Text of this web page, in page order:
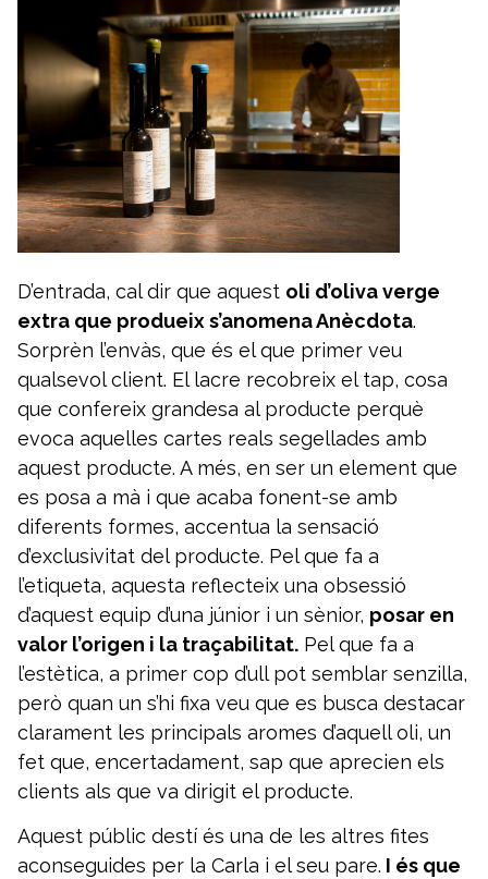
D’entrada, cal dir que aquest oli d’oliva verge
extra que produeix s’anomena Anècdota.
Sorprèn l’envàs, que és el que primer veu
qualsevol client. El lacre recobreix el tap, cosa
que confereix grandesa al producte perquè
evoca aquelles cartes reals segellades amb
aquest producte. A més, en ser un element que
es posa a mà i que acaba fonent-se amb
diferents formes, accentua la sensació
d’exclusivitat del producte. Pel que fa a
l’etiqueta, aquesta reflecteix una obsessió
d’aquest equip d’una júnior i un sènior, posar en
valor l’origen i la traçabilitat. Pel que fa a
l’estètica, a primer cop d’ull pot semblar senzilla,
però quan un s’hi fixa veu que es busca destacar
clarament les principals aromes d’aquell oli, un
fet que, encertadament, sap que aprecien els
clients als que va dirigit el producte.
Aquest públic destí és una de les altres fites
aconseguides per la Carla i el seu pare. I és que